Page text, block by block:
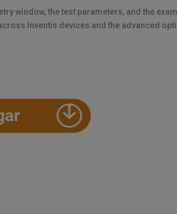
window, the test parameters, and the
Inventis devices and the advanced